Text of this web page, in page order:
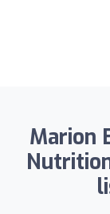
Marion